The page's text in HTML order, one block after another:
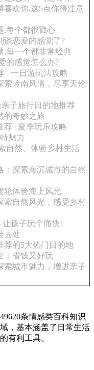
喜欢你,这5点你得注意
,每个都很戳心
谈恋爱的感觉了?
,每一个都非常经典
的感觉怎么办?
- 一日游玩法攻略
索岭南风情，尽享天伦
子旅行目的地推荐
的奇妙之旅
荐 | 夏季玩乐攻略
魅力
自然、体验乡村生活
：探索海滨城市的自然
轮体验海上风光
索自然风光，感受乡村
孩子玩个痛快!
去处
荐的5大热门目的地
：省钱又好玩
索城市魅力，增进亲子
条情感类百科知识
，基本涵盖了日常生活
有利工具。